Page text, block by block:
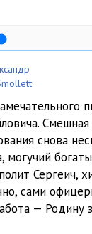
снова
могучий
Сергеич,
сами
—